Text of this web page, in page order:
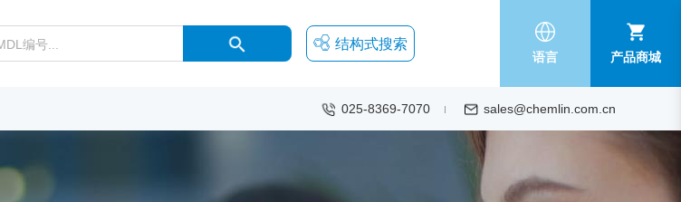
结构式搜索
语言 产品商城
025-8369-7070 sales@chemlin.com.cn